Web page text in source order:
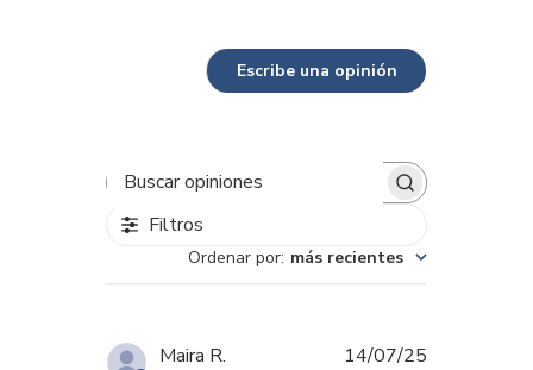
Escribe una opinión
Filtros
Ordenar por: más recientes
Maira R. 14/07/25